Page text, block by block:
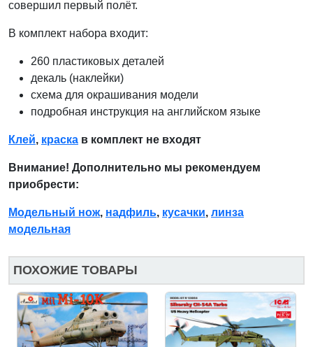
совершил первый полёт.
В комплект набора входит:
260 пластиковых деталей
декаль (наклейки)
схема для окрашивания модели
подробная инструкция на английском языке
Клей, краска в комплект не входят
Внимание! Дополнительно мы рекомендуем
приобрести:
Модельный нож, надфиль, кусачки, линза
модельная
ПОХОЖИЕ ТОВАРЫ